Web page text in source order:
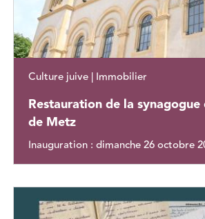
Culture juive | Immobilier
Restauration de la
de Metz
Inauguration : dimanche 26 octobre